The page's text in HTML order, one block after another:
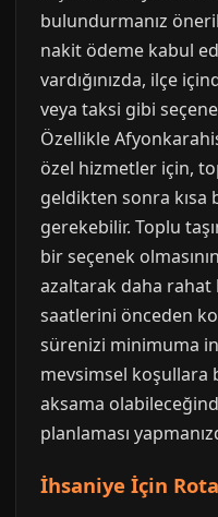
bulundurmanız
nakit ödeme kabul
vardığınızda, ilçe
veya taksi gibi
Özellikle
özel hizmetler için,
geldikten sonra kısa
gerekebilir. Toplu
bir seçenek
azaltarak daha rahat
saatlerini önceden
sürenizi minimuma
mevsimsel koşullara
aksama
planlaması
İhsaniye İçin